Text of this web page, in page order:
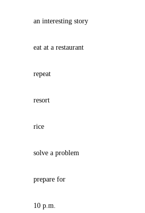
an interesting story
eat at a restaurant
repeat
resort
rice
solve a problem
prepare for
10 p.m.